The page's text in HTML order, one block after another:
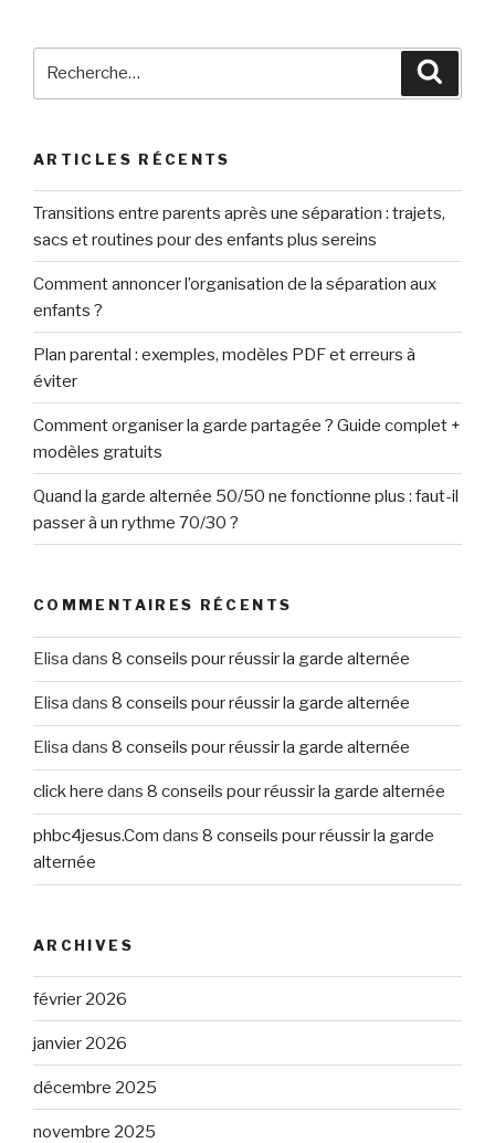
ARTICLES RÉCENTS
Transitions entre parents après une séparation : trajets,
sacs et routines pour des enfants plus sereins
Comment annoncer l’organisation de la séparation aux
enfants ?
Plan parental : exemples, modèles PDF et erreurs à
éviter
Comment organiser la garde partagée ? Guide complet +
modèles gratuits
Quand la garde alternée 50/50 ne fonctionne plus : faut-il
passer à un rythme 70/30 ?
COMMENTAIRES RÉCENTS
Elisa dans 8 conseils pour réussir la garde alternée
Elisa dans 8 conseils pour réussir la garde alternée
Elisa dans 8 conseils pour réussir la garde alternée
click here dans 8 conseils pour réussir la garde alternée
phbc4jesus.Com dans 8 conseils pour réussir la garde
alternée
ARCHIVES
février 2026
janvier 2026
décembre 2025
novembre 2025